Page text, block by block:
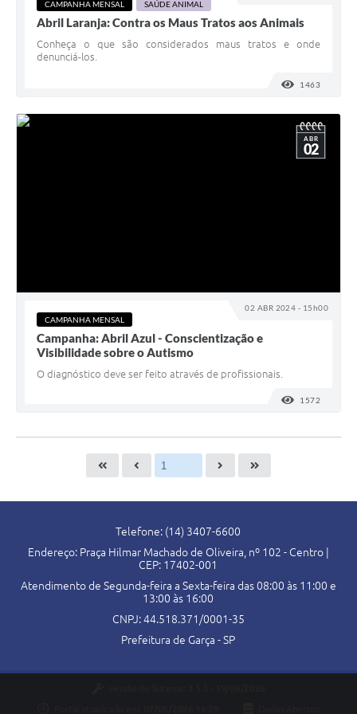
CAMPANHA MENSAL SAÚDE ANIMAL
Abril Laranja: Contra os Maus Tratos aos Animais
Conheça o que são considerados maus tratos e onde
denunciá-los.
1463
02 ABR 2024 - 15h00
ABR
02
CAMPANHA MENSAL
Campanha: Abril Azul - Conscientização e
Visibilidade sobre o Autismo
O diagnóstico deve ser feito através de profissionais.
1572
Telefone: (14) 3407-6600
Endereço: Praça Hilmar Machado de Oliveira, nº 102 - Centro |
CEP: 17402-001
Atendimento de Segunda-feira a Sexta-feira das 08:00 às 11:00 e
13:00 às 16:00
CNPJ: 44.518.371/0001-35
Prefeitura de Garça - SP